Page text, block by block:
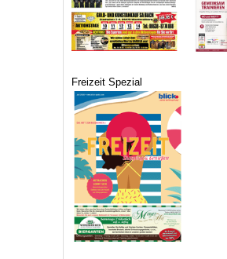
Freizeit Spezial